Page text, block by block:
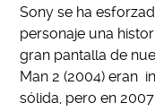
Sony se ha
personaje una
gran pantalla de
Man 2 (2004) eran
sólida, pero en 2007…